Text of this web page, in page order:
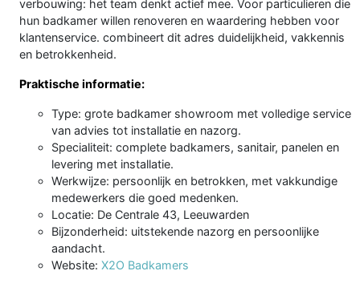
verbouwing: het team denkt actief mee. Voor particulieren die
hun badkamer willen renoveren en waardering hebben voor
klantenservice. combineert dit adres duidelijkheid, vakkennis
en betrokkenheid.
Praktische informatie:
Type: grote badkamer showroom met volledige service
van advies tot installatie en nazorg.
Specialiteit: complete badkamers, sanitair, panelen en
levering met installatie.
Werkwijze: persoonlijk en betrokken, met vakkundige
medewerkers die goed medenken.
Locatie: De Centrale 43, Leeuwarden
Bijzonderheid: uitstekende nazorg en persoonlijke
aandacht.
Website: X2O Badkamers